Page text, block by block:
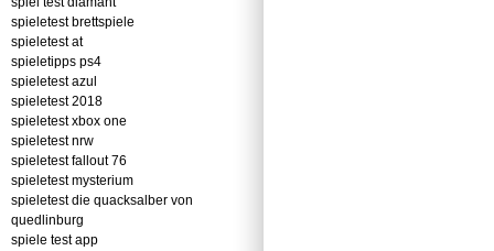
spieletest brettspiele
spieletest at
spieletipps ps4
spieletest azul
spieletest 2018
spieletest xbox one
spieletest nrw
spieletest fallout 76
spieletest mysterium
spieletest die quacksalber von
quedlinburg
spiele test app